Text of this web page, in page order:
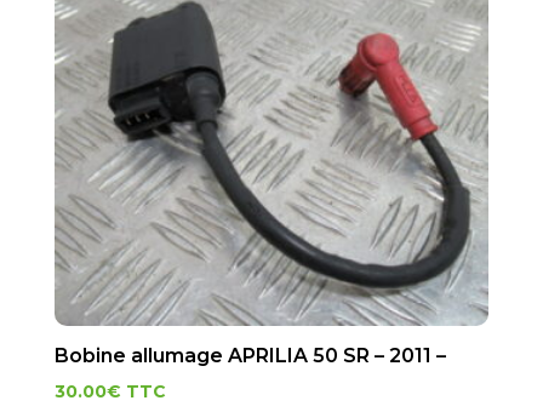
Bobine allumage APRILIA 50 SR – 2011 –
30.00€ TTC